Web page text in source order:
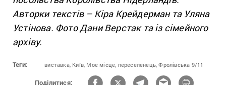
Авторки текстів – Кіра Крейдерман та Уляна
Устінова. Фото Дани Верстак та із сімейного
архіву.
Теги: виставка, Київ, Моє місце, переселенець, Фролівська 9/11
Поділитися: